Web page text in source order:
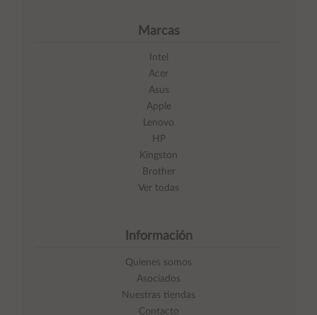
Marcas
Intel
Acer
Asus
Apple
Lenovo
HP
Kingston
Brother
Ver todas
Información
Quienes somos
Asociados
Nuestras tiendas
Contacto